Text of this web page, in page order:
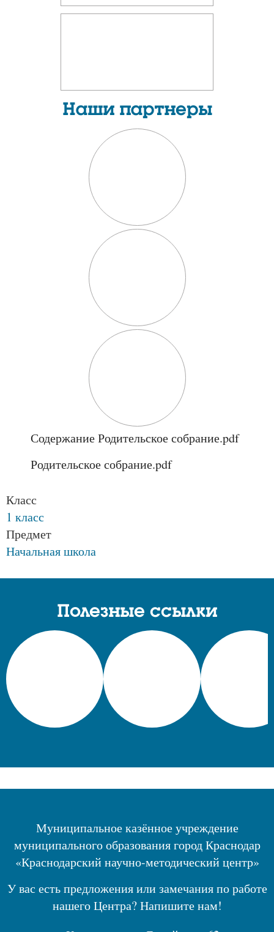
Содержание Родительское собрание.pdf
Родительское собрание.pdf
Класс
1 класс
Предмет
Начальная школа
Наши партнеры
Полезные ссылки
Муниципальное казённое учреждение
муниципального образования город Краснодар
«Краснодарский научно-методический центр»
У вас есть предложения или замечания по работе
нашего Центра? Напишите нам!